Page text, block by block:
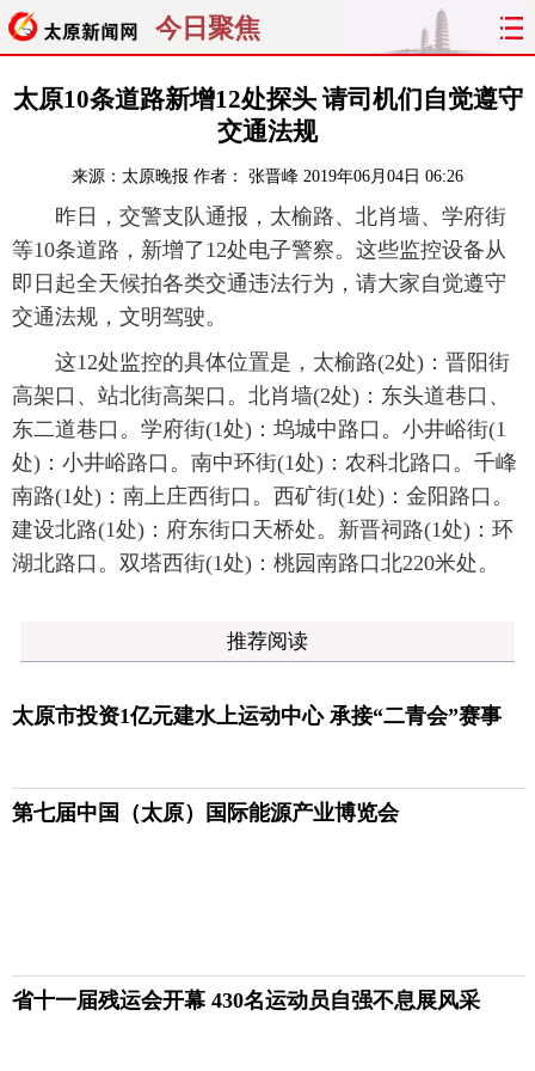
今日聚焦
首页 聚焦 太原 山西
关注 文明
纵横 曝光 综合 专题
旅游 理财 政务 教育
看天下 晋月读
太原日报 太原晚报 热评 社区
太原10条道路新增12处探头 请司机们自觉遵守
交通法规
来源： 太原晚报 作者： 张晋峰 2019年06月04日 06:26
昨日，交警支队通报，太榆路、北肖墙、学府街
等10条道路，新增了12处电子警察。这些监控设备从
即日起全天候拍各类交通违法行为，请大家自觉遵守
交通法规，文明驾驶。
这12处监控的具体位置是，太榆路(2处)：晋阳街
高架口、站北街高架口。北肖墙(2处)：东头道巷口、
东二道巷口。学府街(1处)：坞城中路口。小井峪街(1
处)：小井峪路口。南中环街(1处)：农科北路口。千峰
南路(1处)：南上庄西街口。西矿街(1处)：金阳路口。
建设北路(1处)：府东街口天桥处。新晋祠路(1处)：环
湖北路口。双塔西街(1处)：桃园南路口北220米处。
推荐阅读
太原市投资1亿元建水上运动中心 承接“二青会”赛事
第七届中国（太原）国际能源产业博览会
省十一届残运会开幕 430名运动员自强不息展风采